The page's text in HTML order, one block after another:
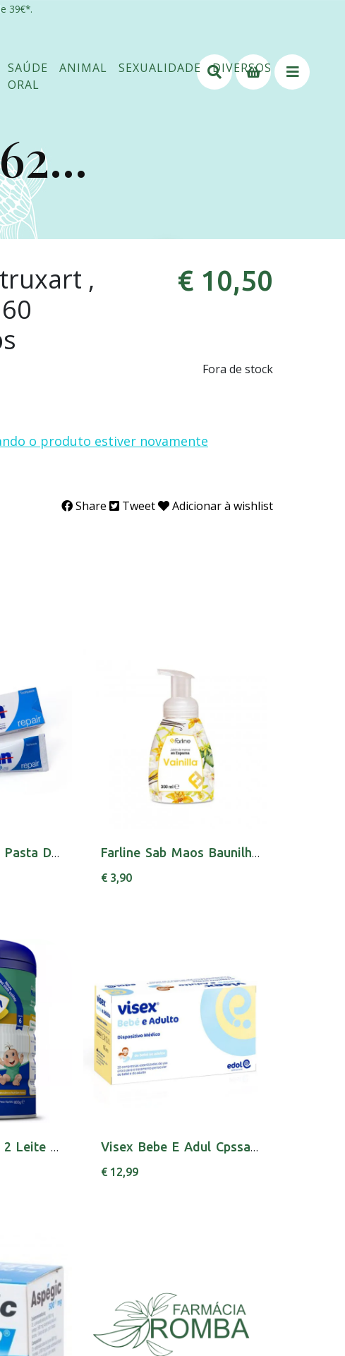
39€*.
SAÚDE
ORAL
ANIMAL SEXUALIDADE DIVERSOS
,
€ 10,50
Fora de stock
o produto estiver novamente
Share Tweet Adicionar à wishlist
Desensin Repair Pasta Dent Sensiv 75 Ml Farline Sab Maos Baunilha 300Ml
€ 3,90
Nutriben Innova 2 Leite Transicao 800g Visex Bebe E Adul Cpssa Esteril Perioculx20
€ 12,99